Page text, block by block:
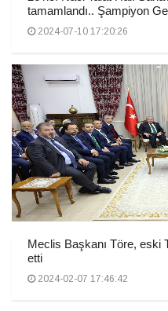
tamamlandı.. Şampiyon
2024-07-10 17:20:26
Meclis Başkanı Töre, eski
etti
2024-02-07 17:46:42